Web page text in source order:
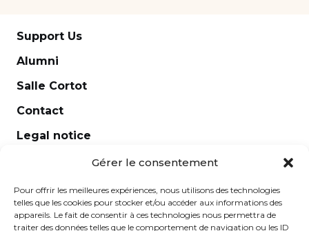
Gérer le consentement
Pour offrir les meilleures expériences, nous utilisons des technologies
telles que les cookies pour stocker et/ou accéder aux informations des
appareils. Le fait de consentir à ces technologies nous permettra de
traiter des données telles que le comportement de navigation ou les ID
Support Us
Alumni
Salle Cortot
Contact
Legal notice